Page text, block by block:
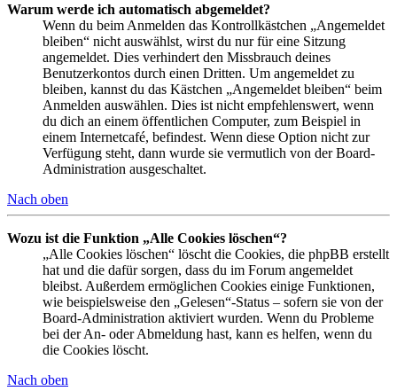
Warum werde ich automatisch abgemeldet?
Wenn du beim Anmelden das Kontrollkästchen „Angemeldet
bleiben“ nicht auswählst, wirst du nur für eine Sitzung
angemeldet. Dies verhindert den Missbrauch deines
Benutzerkontos durch einen Dritten. Um angemeldet zu
bleiben, kannst du das Kästchen „Angemeldet bleiben“ beim
Anmelden auswählen. Dies ist nicht empfehlenswert, wenn
du dich an einem öffentlichen Computer, zum Beispiel in
einem Internetcafé, befindest. Wenn diese Option nicht zur
Verfügung steht, dann wurde sie vermutlich von der Board-
Administration ausgeschaltet.
Nach oben
Wozu ist die Funktion „Alle Cookies löschen“?
„Alle Cookies löschen“ löscht die Cookies, die phpBB erstellt
hat und die dafür sorgen, dass du im Forum angemeldet
bleibst. Außerdem ermöglichen Cookies einige Funktionen,
wie beispielsweise den „Gelesen“-Status – sofern sie von der
Board-Administration aktiviert wurden. Wenn du Probleme
bei der An- oder Abmeldung hast, kann es helfen, wenn du
die Cookies löscht.
Nach oben